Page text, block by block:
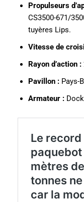
Propulseurs
CS3500-671/
tuyères Lips.
Vitesse de
Rayon d’action :
Pavillon : Pays-
Armateur :